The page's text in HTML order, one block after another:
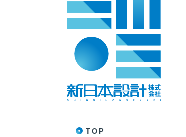
TOP